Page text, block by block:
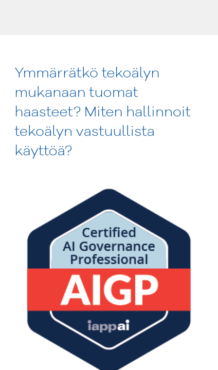
Ymmärrätkö tekoälyn
mukanaan tuomat
haasteet? Miten hallinnoit
tekoälyn vastuullista
käyttöä?